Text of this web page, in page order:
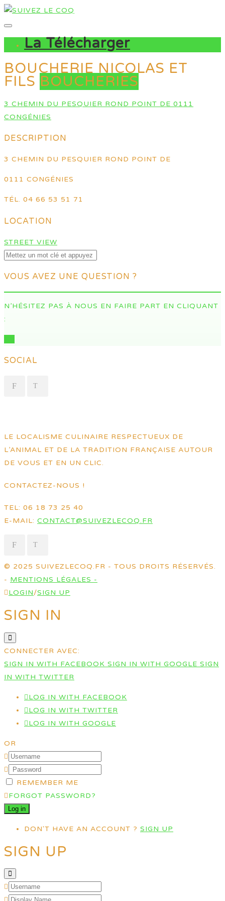
La Télécharger
BOUCHERIE NICOLAS ET
FILS BOUCHERIES
3 CHEMIN DU PESQUIER ROND POINT DE 0111
CONGÉNIES
DESCRIPTION
3 CHEMIN DU PESQUIER ROND POINT DE
0111 CONGÉNIES
TÉL. 04 66 53 51 71
LOCATION
STREET VIEW
VOUS AVEZ UNE QUESTION ?
N’HÉSITEZ PAS À NOUS EN FAIRE PART EN CLIQUANT
:
SOCIAL
LE LOCALISME CULINAIRE RESPECTUEUX DE
L’ANIMAL ET DE LA TRADITION FRANÇAISE AUTOUR
DE VOUS ET EN UN CLIC.
CONTACTEZ-NOUS !
TEL: 06 18 73 25 40
E-MAIL: CONTACT@SUIVEZLECOQ.FR
© 2025 SUIVEZLECOQ.FR - TOUS DROITS RÉSERVÉS.
- MENTIONS LÉGALES -
LOGIN/SIGN UP
SIGN IN
CONNECTER AVEC:
SIGN IN WITH FACEBOOK SIGN IN WITH GOOGLE SIGN
IN WITH TWITTER
LOG IN WITH FACEBOOK
LOG IN WITH TWITTER
LOG IN WITH GOOGLE
OR
REMEMBER ME
FORGOT PASSWORD?
DON'T HAVE AN ACCOUNT ? SIGN UP
SIGN UP